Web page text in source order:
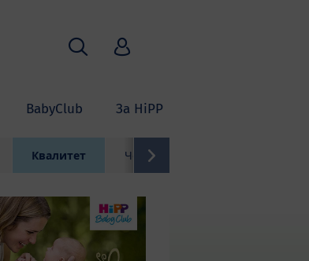
BabyClub За HiPP
Пребарување
HiPP Babyclub
Квалитет Често поставувани прашања